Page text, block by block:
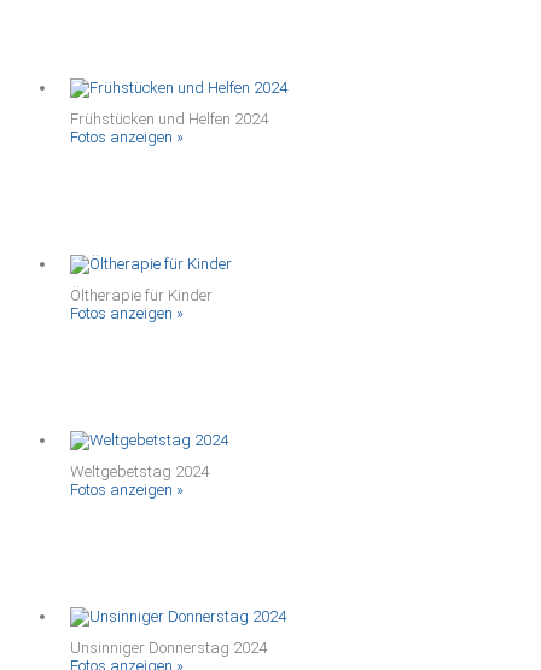
Frühstücken und Helfen 2024
Fotos anzeigen »
Öltherapie für Kinder
Fotos anzeigen »
Weltgebetstag 2024
Fotos anzeigen »
Unsinniger Donnerstag 2024
Fotos anzeigen »